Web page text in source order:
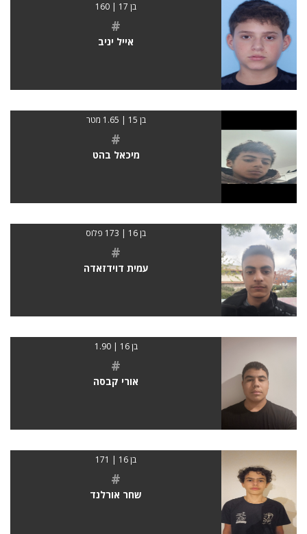
בן 17 | 160
#
אייל יניב
בן 15 | 1.65 מטר
#
מיכאל בהט
בן 16 | 173 פלוס
#
עמית דוידזאדה
בן 16 | 1.90
#
אורי קבסה
בן 16 | 171
#
שחר אורלנד